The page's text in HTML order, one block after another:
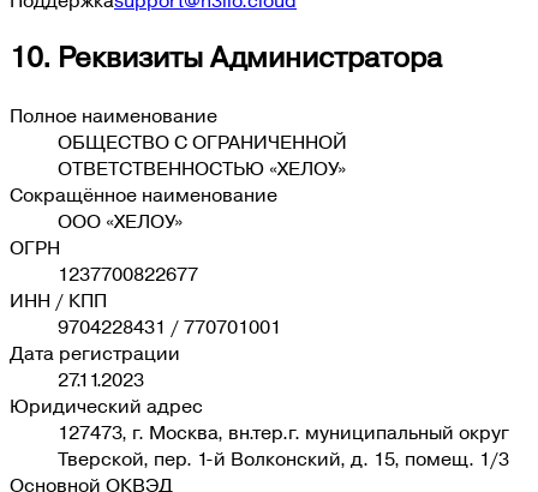
10. Реквизиты Администратора
Полное наименование
ОБЩЕСТВО С ОГРАНИЧЕННОЙ
ОТВЕТСТВЕННОСТЬЮ «ХЕЛОУ»
Сокращённое наименование
ООО «ХЕЛОУ»
ОГРН
1237700822677
ИНН / КПП
9704228431 /770701001
Дата регистрации
27.11.2023
Юридический адрес
127473, г. Москва, вн.тер.г. муниципальный округ
Тверской, пер. 1-й Волконский, д. 15, помещ. 1/3
Основной ОКВЭД